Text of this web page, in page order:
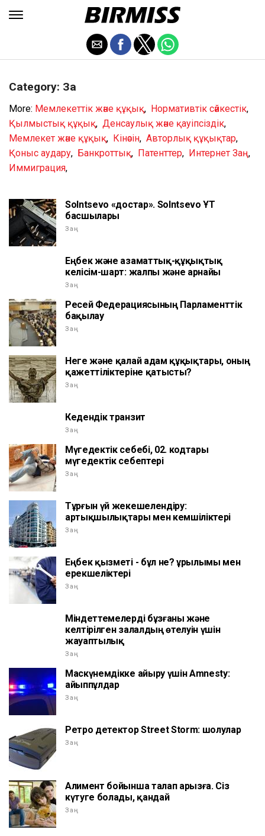
Category: Заң
More: Мемлекеттік және құқық, Нормативтік сәйкестік,
Қылмыстық құқық, Денсаулық және қауіпсіздік,
Мемлекет және құқық, Кінәсін, Авторлық құқықтар,
Қоныс аудару, Банкроттық, Патенттер, Интернет Заң,
Иммиграция,
Solntsevo «достар». Solntsevo ҰҚТ
басшылары
Заң
Еңбек және азаматтық-құқықтық
келісім-шарт: жалпы және арнайы
Заң
Ресей Федерациясының Парламенттік
бақылау
Заң
Неге және қалай адам құқықтары, оның
қажеттіліктеріне қатысты?
Заң
Кедендік транзит
Заң
Мүгедектік себебі, 02. кодтары
мүгедектік себептері
Заң
Тұрғын үй жекешелендіру:
артықшылықтары мен кемшіліктері
Заң
Еңбек қызметі - бұл не? Құрылымы мен
ерекшеліктері
Заң
Міндеттемелерді бұзғаны және
келтiрiлген залалдың өтелуiн үшін
жауаптылық
Заң
Маскүнемдікке айыру үшін Amnesty:
айыппұлдар
Заң
Ретро детектор Street Storm: шолулар
Заң
Алимент бойынша талап арызға. Сіз
күтуге болады, қандай
Заң